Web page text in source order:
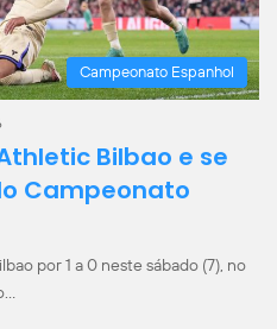
Campeonato Espanhol
Bilbao e se
Campeonato
por 1 a 0 neste sábado (7), no